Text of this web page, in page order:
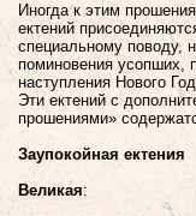
Иногда к этим
ектений
специальному поводу,
поминовения усопших,
наступления Нового
Эти ектений с
прошениями»
Заупокойная ектения
Великая: